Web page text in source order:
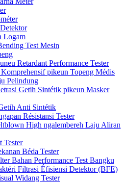
Logam
Test Mesin
Retardant Performance Tester
pikeun Topeng Médis
Pelindung
Getih Sintétik pikeun Masker
Anti Sintétik
Résistansi Tester
High ngalembereh Laju Aliran
Tester
Béda Tester
Bahan Performance Test Bangku
Filtrasi Éfisiensi Detektor (BFE)
Widang Tester